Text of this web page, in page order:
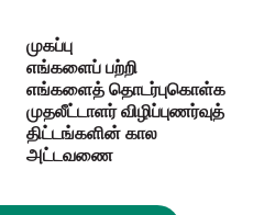
முகப்பு
எங்களைப் பற்றி
எங்களைத் தொடர்புகொள்க
முதலீட்டாளர் விழிப்புணர்வுத்
திட்டங்களின் கால
அட்டவணை